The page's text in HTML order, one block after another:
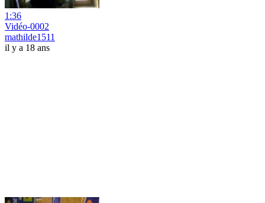
1:36
Vidéo-0002
mathilde1511
il y a 18 ans